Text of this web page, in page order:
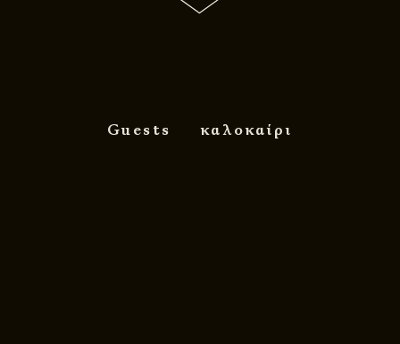
Guests καλοκαίρι